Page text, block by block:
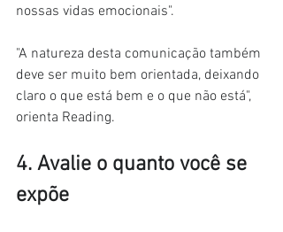
nossas vidas emocionais".
"A natureza desta comunicação também
deve ser muito bem orientada, deixando
claro o que está bem e o que não está",
orienta Reading.
4. Avalie o quanto você se
expõe